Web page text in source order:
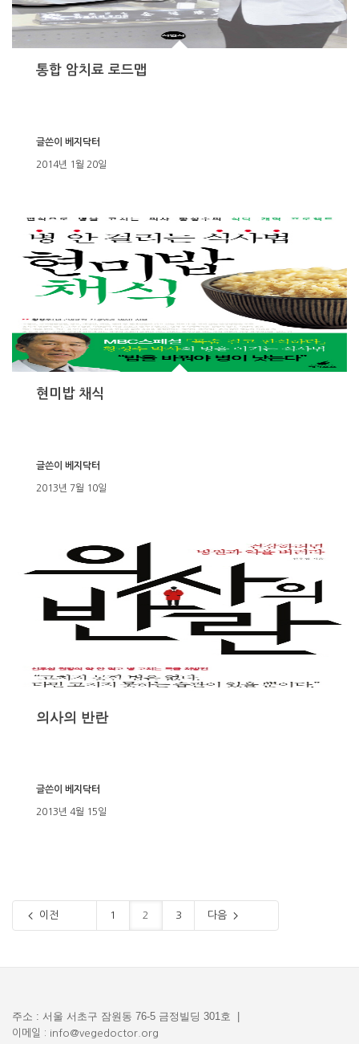
통합 암치료 로드맵
2014년 1월 20일
글쓴이 베지닥터
현미밥 채식
2013년 7월 10일
글쓴이 베지닥터
의사의 반란
2013년 4월 15일
글쓴이 베지닥터
이전 1 2 3 다음
주소 : 서울 서초구 잠원동 76-5 금정빌딩 301호 |
이메일 : info@vegedoctor.org